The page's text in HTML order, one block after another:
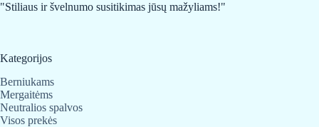
"Stiliaus ir švelnumo susitikimas jūsų mažyliams!"
Kategorijos
Berniukams
Mergaitėms
Neutralios spalvos
Visos prekės